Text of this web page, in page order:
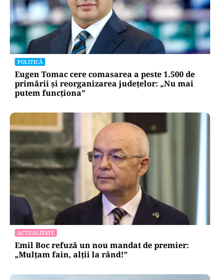
POLITICĂ
Eugen Tomac cere comasarea a peste 1.500 de
primării și reorganizarea județelor: „Nu mai
putem funcționa”
ACTUALITATE
Emil Boc refuză un nou mandat de premier:
„Mulțam fain, alții la rând!”